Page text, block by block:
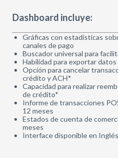
Dashboard incluye:
Gráficas con estadísticas
canales de pago
Buscador universal para
Habilidad para exportar datos
Opción para cancelar
crédito y ACH*
Capacidad para realizar
de crédito*
Informe de transacciones
12 meses
Estados de cuenta de
meses
Interface disponible en